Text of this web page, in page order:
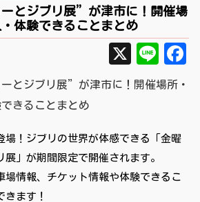
とジブリ展”が津市に！開催場
体験できることまとめ
X
場！ジブリの世界が体感できる「金曜
展」が期間限定で開催されます。
場情報、チケット情報や体験できるこ
きます！